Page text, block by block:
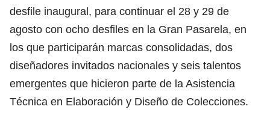
desfile inaugural, para continuar el 28 y 29 de
agosto con ocho desfiles en la Gran Pasarela, en
los que participarán marcas consolidadas, dos
diseñadores invitados nacionales y seis talentos
emergentes que hicieron parte de la Asistencia
Técnica en Elaboración y Diseño de Colecciones.